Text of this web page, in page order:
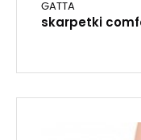
GATTA
skarpetki